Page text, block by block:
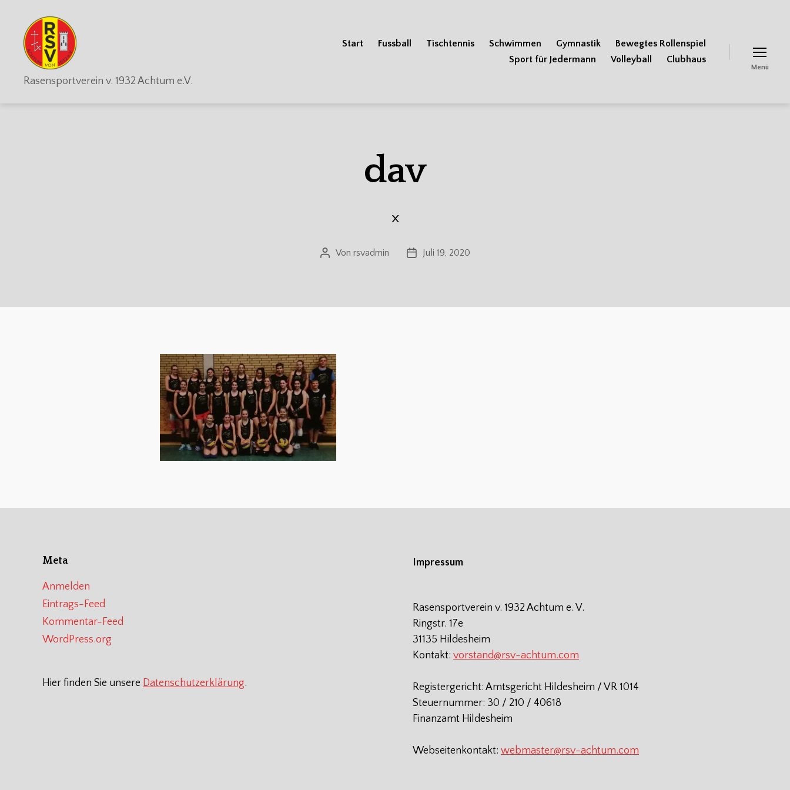
RSV
Achtum
Rasensportverein v. 1932 Achtum e.V.
Start Fussball Tischtennis Schwimmen Gymnastik
Bewegtes Rollenspiel
Sport für Jedermann
Volleyball Clubhaus
Menü
dav
x
Beitragsautor
Von rsvadmin Veröffentlichungsdatum
Juli 19, 2020
Meta
Anmelden
Eintrags-Feed
Kommentar-Feed
WordPress.org
Hier finden Sie unsere Datenschutzerklärung.
Impressum
Rasensportverein v. 1932 Achtum e. V.
Ringstr. 17e
31135 Hildesheim
Kontakt: vorstand@rsv-achtum.com
Registergericht: Amtsgericht Hildesheim / VR 1014
Steuernummer: 30 / 210 / 40618
Finanzamt Hildesheim
Webseitenkontakt: webmaster@rsv-achtum.com